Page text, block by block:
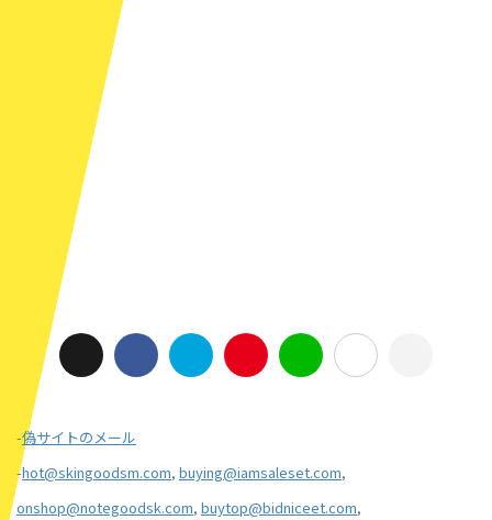
-偽サイトのメール
-hot@skingoodsm.com, buying@iamsaleset.com,
onshop@notegoodsk.com, buytop@bidniceet.com,